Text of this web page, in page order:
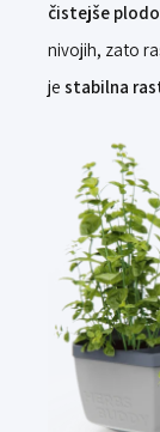
čistejše
nivojih, zato
je stabilna